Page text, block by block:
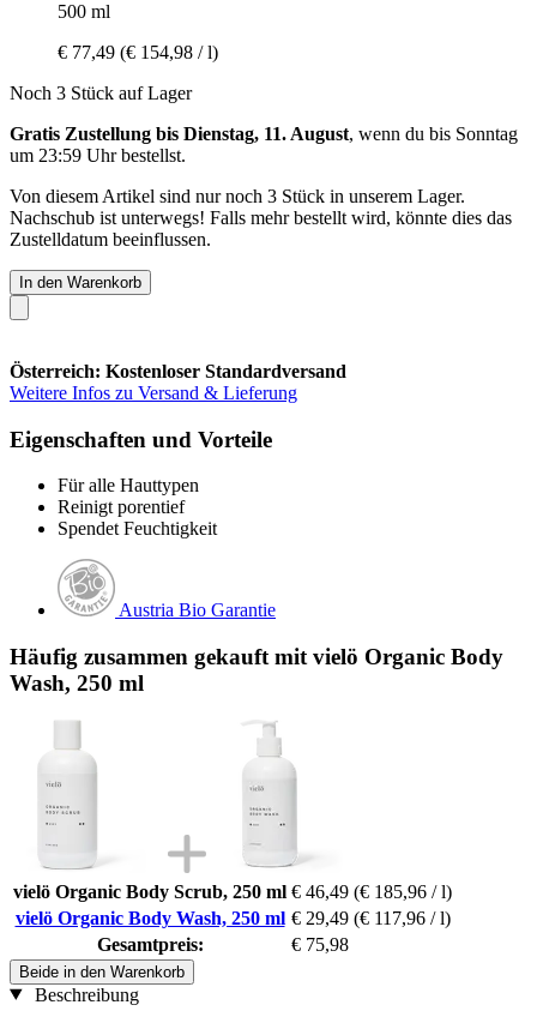
500 ml
€ 77,49 (€ 154,98 / l)
Noch 3 Stück auf Lager
Gratis Zustellung bis Dienstag, 11. August, wenn du bis Sonntag
um 23:59 Uhrbestellst.
Von diesem Artikel sind nur noch 3 Stück in unserem Lager.
Nachschub ist unterwegs! Falls mehr bestellt wird, könnte dies das
Zustelldatum beeinflussen.
In den Warenkorb
Österreich: Kostenloser Standardversand
Weitere Infos zu Versand & Lieferung
Eigenschaften und Vorteile
Für alle Hauttypen
Reinigt porentief
Spendet Feuchtigkeit
Austria Bio Garantie
Häufig zusammen gekauft mit vielö Organic Body
Wash, 250 ml
vielö Organic Body Scrub, 250 ml € 46,49 (€ 185,96 / l)
vielö Organic Body Wash, 250 ml € 29,49 (€ 117,96 / l)
Gesamtpreis:
€ 75,98
Beide in den Warenkorb
Beschreibung